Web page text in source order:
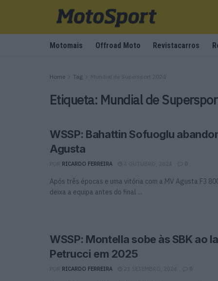
Motomais Offroad Moto Revistacarros
Home Tag Mundial de Supersport 2024
Etiqueta: Mundial de
WSSP: Bahattin Sofuoglu
Agusta
RICARDO FERREIRA 4 OUTUBRO, 2024 0
Após três épocas e uma vitória com a MV Agusta F3
deixa a equipa antes do final ...
WSSP: Montella sobe às SBK ao
Petrucci em 2025
RICARDO FERREIRA 21 SETEMBRO, 2024 0